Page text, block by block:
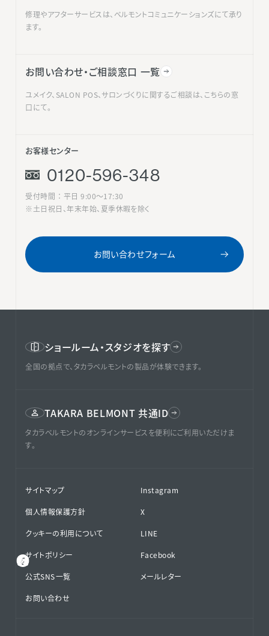
修理やアフターサービスは、ベルモントコミュニケーションズにて承り
ます。
お問い合わせ・ご相談窓口 一覧
ユメイク、SALON POS、サロンづくりに関するご相談は、こちらの窓
口にて。
お客様センター
0120-596-348
受付時間 ： 平日 9:00〜17:30
※土日祝日、年末年始、夏季休暇を除く
お問い合わせフォーム
ショールーム・スタジオを探す
全国の拠点で、タカラベルモントの製品が体験できます。
TAKARA BELMONT 共通ID
タカラベルモントのオンラインサービスを便利にご利用いただけま
す。
サイトマップ
個人情報保護方針
クッキーの利用について
サイトポリシー
公式SNS⁨⁩一覧
お問い合わせ
Instagram
X
LINE
Facebook
メールレター